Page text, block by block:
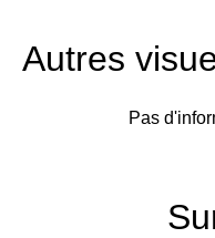
Autres
Pas